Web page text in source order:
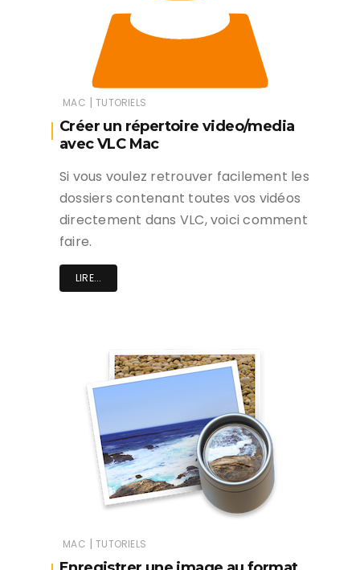
MAC | TUTORIELS
Créer un répertoire video/media
avec VLC Mac
Si vous voulez retrouver facilement les
dossiers contenant toutes vos vidéos
directement dans VLC, voici comment
faire.
LIRE...
MAC | TUTORIELS